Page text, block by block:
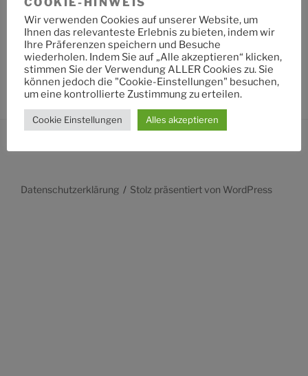
Suche
nach:
Datenschutzerklärung Stolz präsentiert von WordPress
Wir verwenden Cookies auf unserer Website, um
Ihnen das relevanteste Erlebnis zu bieten, indem wir
Ihre Präferenzen speichern und Besuche
wiederholen. Indem Sie auf „Alle akzeptieren“ klicken,
stimmen Sie der Verwendung ALLER Cookies zu. Sie
können jedoch die "Cookie-Einstellungen" besuchen,
um eine kontrollierte Zustimmung zu erteilen.
Cookie Einstellungen Alles akzeptieren